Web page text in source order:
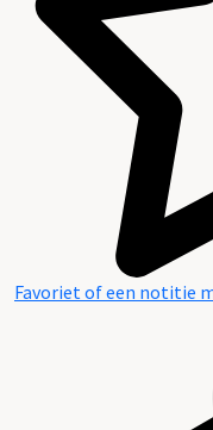
Favoriet of een notitie